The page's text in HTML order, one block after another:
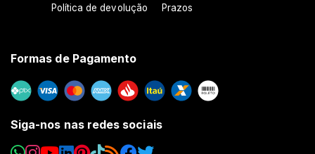
Política de devolução Prazos
Formas de Pagamento
Siga-nos nas redes sociais